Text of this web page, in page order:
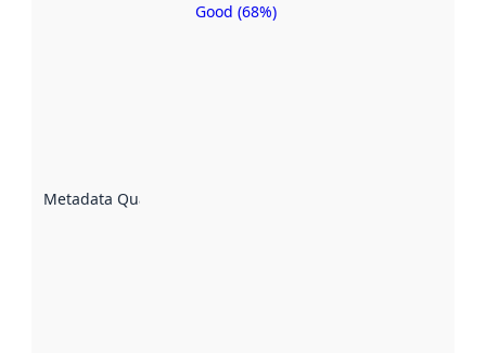
Metadata Quality
Metadata
Good (68%)